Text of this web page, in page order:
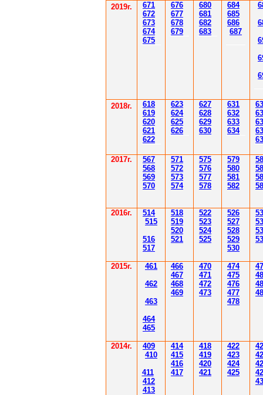
2019г.
671
672
673
674
675
676
677
678
679
680
681
682
683
684
685
686
687
6
6
2018г. 618
619
620
621
622
623
624
625
626
627
628
629
630
631
632
633
634
63
2017г.
567
568
569
570
571
572
573
574
575
576
577
578
579
580
581
582
2016г.
514
515
516
517
518
519
520
521
522
523
524
525
526
527
528
529
530
2015г. 461
462
463
464
465
466
467
468
469
470
471
472
473
474
475
476
477
478
2014г. 409
410
411
412
413
414
415
416
417
418
419
420
421
422
423
424
425